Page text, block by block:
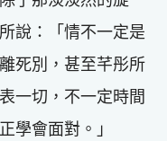
說：「情不一定是
死別，甚至芊彤所
一切，不一定時間
學會面對。」